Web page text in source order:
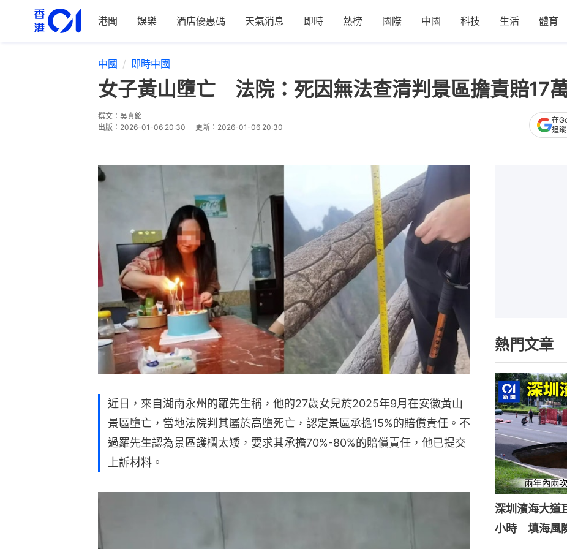
港聞 娛樂 酒店優惠碼 天氣消息 即時 熱榜 國際 中國 科技 生活 體育
中國 即時中國
女子黃山墮亡 法院：死因無法查清判景區擔責賠17
撰文： 吳真銘
出版： 2026-01-06 20:30 更新： 2026-01-06 20:30
在
追
近日，來自湖南永州的羅先生稱，他的27歲女兒於2025年9月在安徽黃山
景區墮亡，當地法院判其屬於高墮死亡，認定景區承擔15%的賠償責任。不
過羅先生認為景區護欄太矮，要求其承擔70%-80%的賠償責任，他已提交
上訴材料。
熱門文章
深圳濱海大
小時 填海風